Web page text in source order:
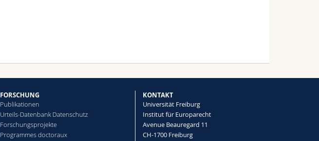
FORSCHUNG
Publikationen
Urteils-Datenbank Datenschutz
Forschungsprojekte
Programmes doctoraux
KONTAKT
Universität Freiburg
Institut für Europarecht
Avenue Beauregard 11
CH-1700 Freiburg